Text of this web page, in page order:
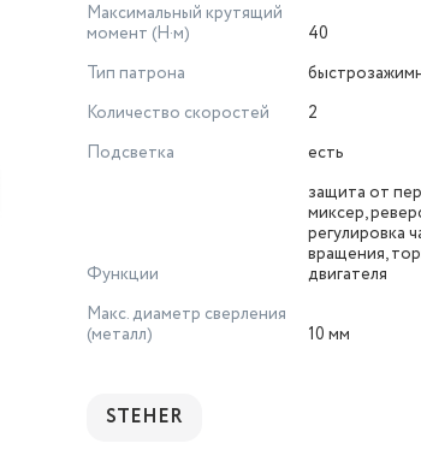
Максимальный крутящий
момент (Н·м)
40
Тип патрона
Количество скоростей
2
Подсветка
есть
Функции
защита от
миксер,
регулировка
вращения,
двигателя
Макс. диаметр сверления
(металл)
10 мм
STEHER